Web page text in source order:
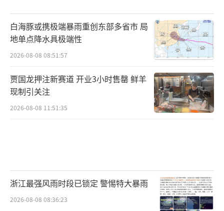
白海豚或携极端暴雨重创东部多省市 局
地单点降水具极端性
2026-08-08 08:51:57
贾国龙押注新赛道 开业3小时售罄 鲜羊
现制引关注
2026-08-08 11:51:35
浙江最强风雨时段已锁定 警惕特大暴雨
2026-08-08 08:36:23